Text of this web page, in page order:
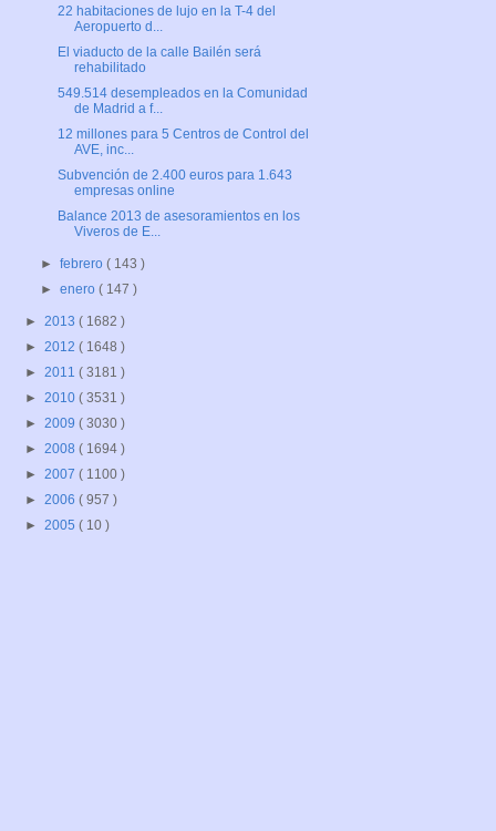
22 habitaciones de lujo en la T-4 del
Aeropuerto d...
El viaducto de la calle Bailén será
rehabilitado
549.514 desempleados en la Comunidad
de Madrid a f...
12 millones para 5 Centros de Control del
AVE, inc...
Subvención de 2.400 euros para 1.643
empresas online
Balance 2013 de asesoramientos en los
Viveros de E...
►febrero( 143 )
►enero( 147 )
► 2013 ( 1682 )
► 2012 ( 1648 )
► 2011 ( 3181 )
► 2010 ( 3531 )
► 2009 ( 3030 )
► 2008 ( 1694 )
► 2007 ( 1100 )
► 2006 ( 957 )
► 2005 ( 10 )